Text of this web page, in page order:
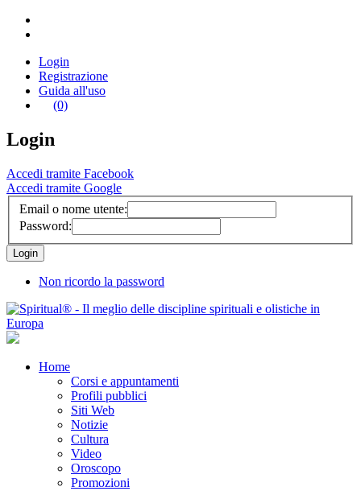
Login
Registrazione
Guida all'uso
(0)
Login
Accedi tramite Facebook
Accedi tramite Google
Email o nome utente:
Password:
Non ricordo la password
Home
Corsi e appuntamenti
Profili pubblici
Siti Web
Notizie
Cultura
Video
Oroscopo
Promozioni